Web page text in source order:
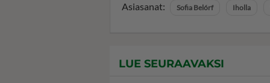
Asiasanat: Sofia Belórf Iholla
LUE SEURAAVAKSI